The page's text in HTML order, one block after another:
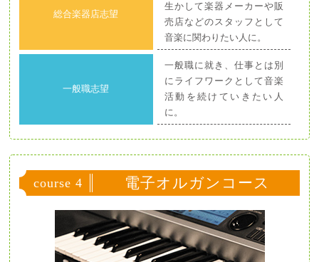
総合楽器店志望
生かして楽器メーカーや販
売店などのスタッフとして
音楽に関わりたい人に。
一般職志望
一般職に就き、仕事とは別
にライフワークとして音楽
活動を続けていきたい人
に。
course 4 電子オルガンコース